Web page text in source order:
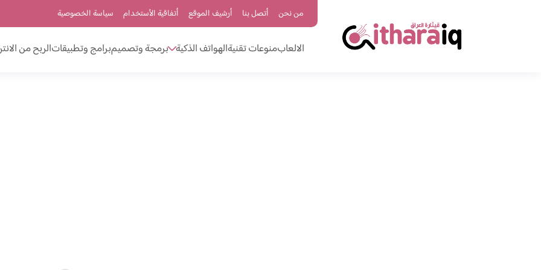
من نحن أتصل بنا أرشيف الموقع أتفاقية الأستخدام سياسة الخصوصية
الالعابمنوعات تقنيةالهواتف الذكية برمجة وتصميمبرامج وتطبيقاتالربح من